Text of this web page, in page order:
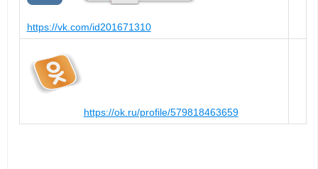
https://vk.com/id201671310
https://ok.ru/profile/579818463659